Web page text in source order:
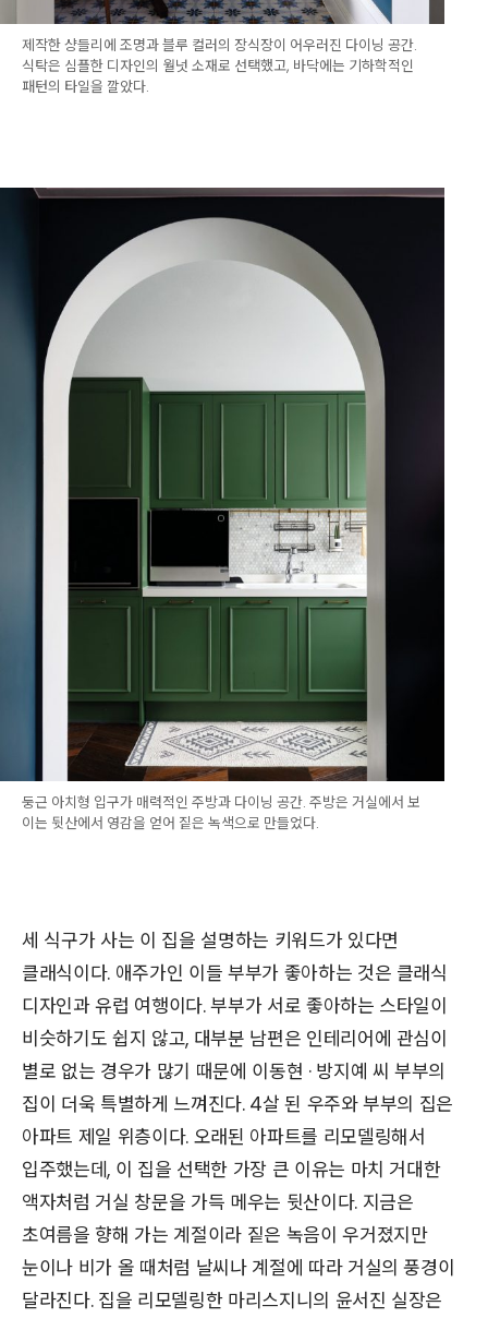
제작한 샹들리에 조명과 블루 컬러의 장식장이 어우러진 다이닝 공간.
식탁은 심플한 디자인의 월넛 소재로 선택했고, 바닥에는 기하학적인
패턴의 타일을 깔았다.
둥근 아치형 입구가 매력적인 주방과 다이닝 공간. 주방은 거실에서 보
이는 뒷산에서 영감을 얻어 짙은 녹색으로 만들었다.
세 식구가 사는 이 집을 설명하는 키워드가 있다면
클래식이다. 애주가인 이들 부부가 좋아하는 것은 클래식
디자인과 유럽 여행이다. 부부가 서로 좋아하는 스타일이
비슷하기도 쉽지 않고, 대부분 남편은 인테리어에 관심이
별로 없는 경우가 많기 때문에 이동현 · 방지예 씨 부부의
집이 더욱 특별하게 느껴진다. 4살 된 우주와 부부의 집은
아파트 제일 위층이다. 오래된 아파트를 리모델링해서
입주했는데, 이 집을 선택한 가장 큰 이유는 마치 거대한
액자처럼 거실 창문을 가득 메우는 뒷산이다. 지금은
초여름을 향해 가는 계절이라 짙은 녹음이 우거졌지만
눈이나 비가 올 때처럼 날씨나 계절에 따라 거실의 풍경이
달라진다. 집을 리모델링한 마리스지니의 윤서진 실장은